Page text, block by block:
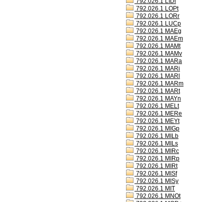
792.026.1 LOPt
792.026.1 LORr
792.026.1 LUCp
792.026.1 MAEg
792.026.1 MAEm
792.026.1 MAMt
792.026.1 MAMv
792.026.1 MARa
792.026.1 MARi
792.026.1 MARl
792.026.1 MARm
792.026.1 MARt
792.026.1 MAYn
792.026.1 MELt
792.026.1 MERe
792.026.1 MEYt
792.026.1 MIGp
792.026.1 MILb
792.026.1 MILs
792.026.1 MIRc
792.026.1 MIRp
792.026.1 MIRt
792.026.1 MISf
792.026.1 MISy
792.026.1 MIT
792.026.1 MNOt